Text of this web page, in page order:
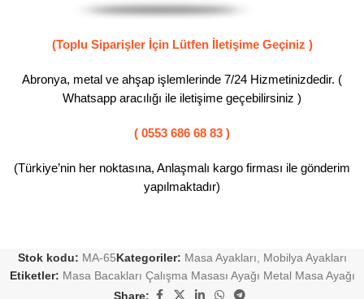
(Toplu Siparişler İçin Lütfen İletişime Geçiniz )
Abronya, metal ve ahşap işlemlerinde 7/24 Hizmetinizdedir. (
Whatsapp aracılığı ile iletişime geçebilirsiniz )
( 0553 686 68 83 )
(Türkiye’nin her noktasına, Anlaşmalı kargo firması ile gönderim
yapılmaktadır)
Stok kodu: MA-65Kategoriler: Masa Ayakları, Mobilya Ayakları
Etiketler: Masa Bacakları Çalışma Masası Ayağı Metal Masa Ayağı
Share: